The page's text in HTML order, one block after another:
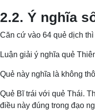
2.2. Ý nghĩa
Căn cứ vào 64 quẻ dịch
Luận giải ý nghĩa quẻ
Quẻ này nghĩa là không
Quẻ Bĩ trái với quẻ Thái.
điều này đúng trong đạo